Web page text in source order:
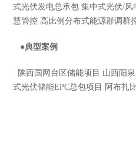
式光伏发电总承包 集中式光伏/
慧管控 高比例分布式能源群调群
●典型案例
陕西国网台区储能项目 山西阳
式光伏储能EPC总包项目 阿布扎